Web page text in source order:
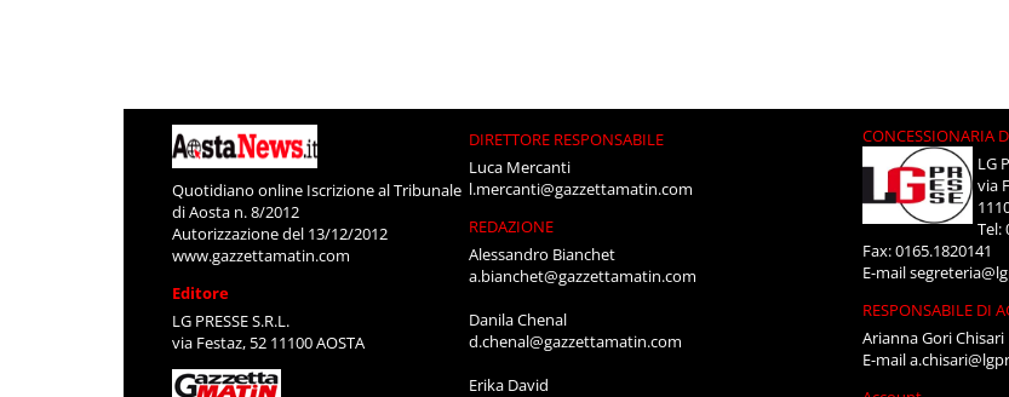
Quotidiano online Iscrizione al Tribunale
di Aosta n. 8/2012
Autorizzazione del 13/12/2012
www.gazzettamatin.com
Editore
LG PRESSE S.R.L.
via Festaz, 52 11100 AOSTA
DIRETTORE RESPONSABILE
Luca Mercanti
l.mercanti@gazzettamatin.com
REDAZIONE
Alessandro Bianchet
a.bianchet@gazzettamatin.com
Danila Chenal
d.chenal@gazzettamatin.com
Erika David
CONCESSIONARIA
LG
via
Tel:
Fax: 0165.1820141
E-mail
RESPONSABILE DI
Arianna Gori Chisari
E-mail